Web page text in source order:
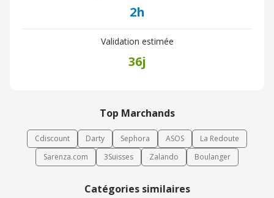
2h
Validation estimée
36j
Top Marchands
Cdiscount Darty Sephora ASOS
La Redoute
Sarenza.com
3Suisses Zalando Boulanger
Catégories similaires